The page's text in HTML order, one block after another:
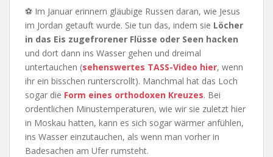
⚽ Im Januar erinnern gläubige Russen daran, wie Jesus
im Jordan getauft wurde. Sie tun das, indem sie Löcher
in das Eis zugefrorener Flüsse oder Seen hacken
und dort dann ins Wasser gehen und dreimal
untertauchen (sehenswertes TASS-Video hier, wenn
ihr ein bisschen runterscrollt). Manchmal hat das Loch
sogar die Form eines orthodoxen Kreuzes. Bei
ordentlichen Minustemperaturen, wie wir sie zuletzt hier
in Moskau hatten, kann es sich sogar wärmer anfühlen,
ins Wasser einzutauchen, als wenn man vorher in
Badesachen am Ufer rumsteht.